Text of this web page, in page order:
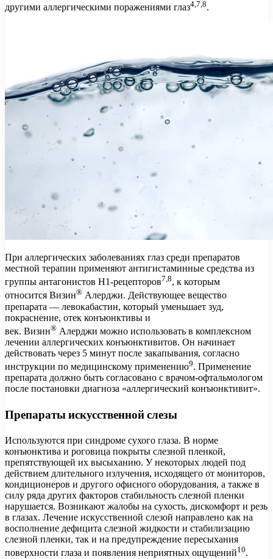
другими аллергическими поражениями глаз4,7,8.
При аллергических заболеваниях глаз среди препаратов
местной терапии применяют антигистаминные средства из
группы антагонистов H1-рецепторов7,8, к которым
относится Визин® Алерджи. Действующее вещество
препарата — левокабастин, который уменьшает зуд,
покраснение, отек конъюнктивы и
век. Визин® Алерджи можно использовать в комплексном
лечении аллергических конъюнктивитов. Он начинает
действовать через 5 минут после закапывания, согласно
инструкции по медицинскому применению9. Применение
препарата должно быть согласовано с врачом-офтальмологом
после постановки диагноза «аллергический конъюнктивит».
Препараты искусственной слезы
Используются при синдроме сухого глаза. В норме
конъюнктива и роговица покрыты слезной пленкой,
препятствующей их высыханию. У некоторых людей под
действием длительного излучения, исходящего от мониторов,
кондиционеров и другого офисного оборудования, а также в
силу ряда других факторов стабильность слезной пленки
нарушается. Возникают жалобы на сухость, дискомфорт и резь
в глазах. Лечение искусственной слезой направлено как на
восполнение дефицита слезной жидкости и стабилизацию
слезной пленки, так и на предупреждение пересыхания
поверхности глаза и появления неприятных ощущений10.